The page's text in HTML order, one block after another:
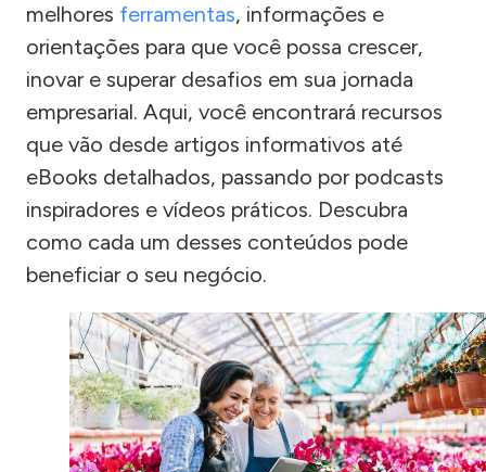
melhores ferramentas, informações e
orientações para que você possa crescer,
inovar e superar desafios em sua jornada
empresarial. Aqui, você encontrará recursos
que vão desde artigos informativos até
eBooks detalhados, passando por podcasts
inspiradores e vídeos práticos. Descubra
como cada um desses conteúdos pode
beneficiar o seu negócio.